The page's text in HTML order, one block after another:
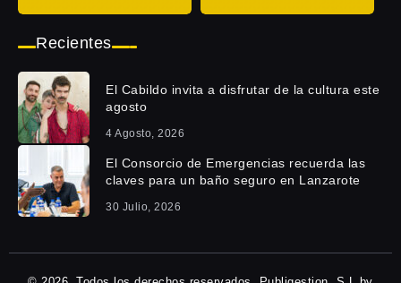
Recientes
El Cabildo invita a disfrutar de la cultura este
agosto
4 Agosto, 2026
El Consorcio de Emergencias recuerda las
claves para un baño seguro en Lanzarote
30 Julio, 2026